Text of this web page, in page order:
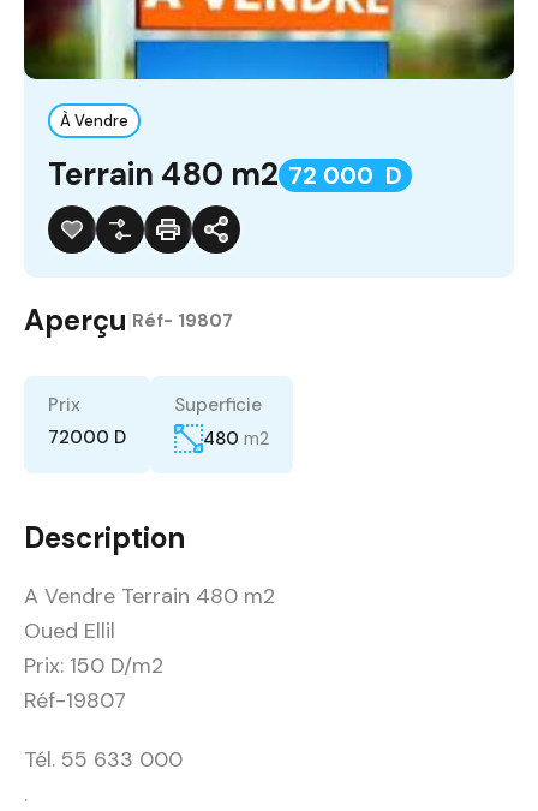
À Vendre
Terrain 480 m2 72 000 D
Aperçu Réf- 19807
Prix
72000 D
Superficie
480 m2
Description
A Vendre Terrain 480 m2
Oued Ellil
Prix: 150 D/m2
Réf-19807
Tél. 55 633 000
.